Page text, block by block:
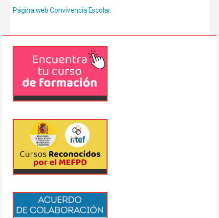
Página web Convivencia Escolar.